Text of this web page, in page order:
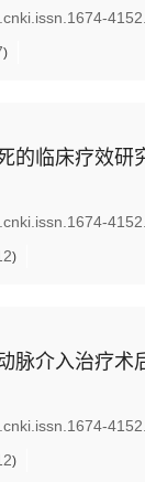
)
的临床疗效研
)
脉介入治疗术
)